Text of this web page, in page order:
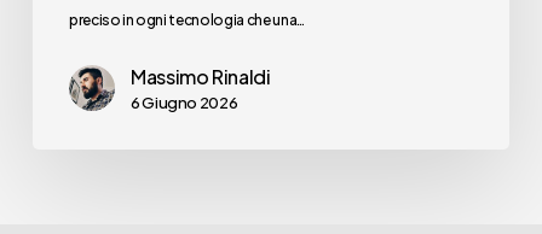
preciso in ogni tecnologia che una…
Massimo Rinaldi
6 Giugno 2026